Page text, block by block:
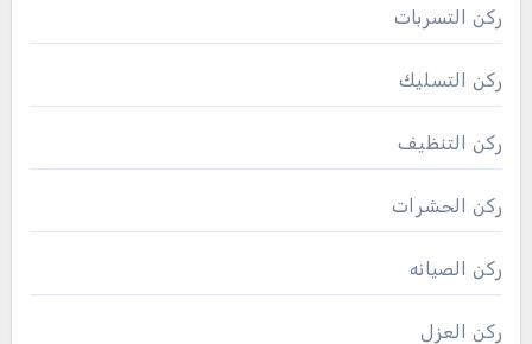
ركن التسربات
ركن التسليك
ركن التنظيف
ركن الحشرات
ركن الصيانه
ركن العزل